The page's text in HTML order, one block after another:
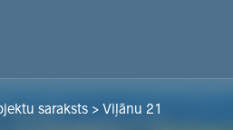
saraksts > Viļānu 21